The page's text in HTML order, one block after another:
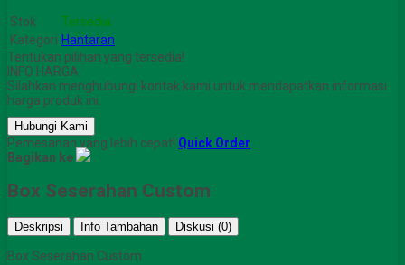
Stok
Tersedia
Kategori Hantaran
Tentukan pilihan yang tersedia!
INFO HARGA
Silahkan menghubungi kontak kami untuk mendapatkan informasi
harga produk ini.
Hubungi Kami
Pemesanan yang lebih cepat! Quick Order
Bagikan ke
Box Seserahan Custom
Deskripsi Info Tambahan Diskusi (0)
Box Seserahan Custom